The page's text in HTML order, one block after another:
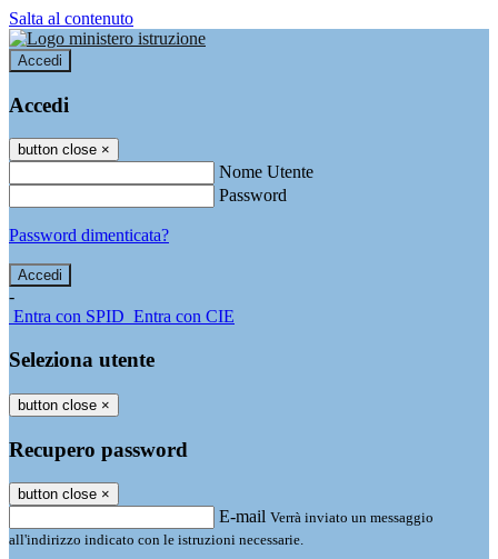
Salta al contenuto
Accedi
Accedi
button close ×
Nome Utente
Password
Password dimenticata?
-
Entra con SPID Entra con CIE
Seleziona utente
button close ×
Recupero password
button close ×
E-mail Verrà inviato un messaggio
all'indirizzo indicato con le istruzioni necessarie.